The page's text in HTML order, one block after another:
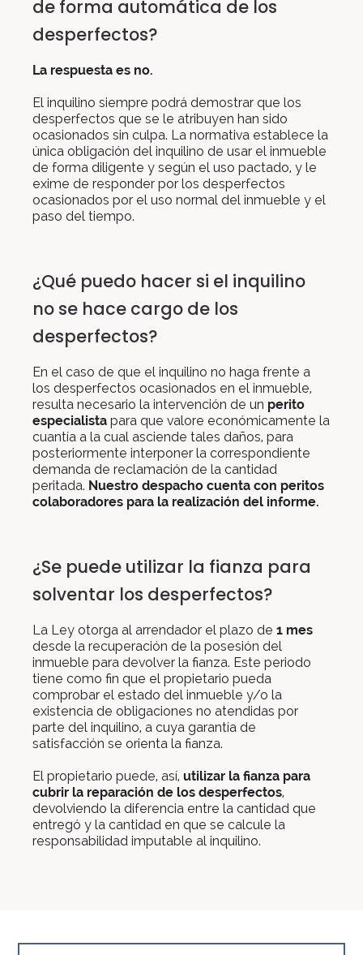
de forma automática de los
desperfectos?
La respuesta es no.
El inquilino siempre podrá demostrar que los
desperfectos que se le atribuyen han sido
ocasionados sin culpa. La normativa establece la
única obligación del inquilino de usar el inmueble
de forma diligente y según el uso pactado, y le
exime de responder por los desperfectos
ocasionados por el uso normal del inmueble y el
paso del tiempo.
¿Qué puedo hacer si el inquilino
no se hace cargo de los
desperfectos?
En el caso de que el inquilino no haga frente a
los desperfectos ocasionados en el inmueble,
resulta necesario la intervención de un perito
especialistapara que valore económicamente la
cuantía a la cual asciende tales daños, para
posteriormente interponer la correspondiente
demanda de reclamación de la cantidad
peritada. Nuestro despacho cuenta con peritos
colaboradores para la realización del informe.
¿Se puede utilizar la fianza para
solventar los desperfectos?
La Ley otorga al arrendador el plazo de1 mes
desde la recuperación de la posesión del
inmueble para devolver la fianza. Este periodo
tiene como fin que el propietario pueda
comprobar el estado del inmueble y/o la
existencia de obligaciones no atendidas por
parte del inquilino, a cuya garantía de
satisfacción se orienta la fianza.
El propietario puede, así,utilizar la fianza para
cubrir la reparación de los desperfectos,
devolviendo la diferencia entre la cantidad que
entregó y la cantidad en que se calcule la
responsabilidad imputable al inquilino.